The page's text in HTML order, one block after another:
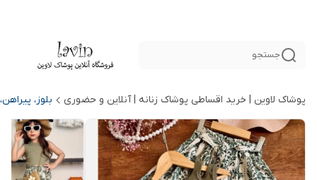
جستجو
پوشاک لاوین | خرید اقساطی پوشاک زنانه | آنلاین و حضوری بلوز،